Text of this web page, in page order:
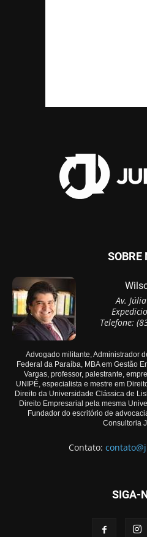
SOBRE
Av.
Telefone:
Advogado militante, Administrador
Federal da Paraíba, MBA em Gestão
Vargas, professor, palestrante,
UNIPÊ, especialista e mestre em
Direito da Universidade Clássica de
Direito Empresarial pela mesma
Fundador do escritório de
Consultoria
Contato:
SIGA-